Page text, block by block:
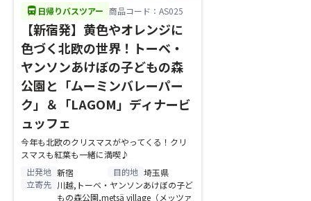
directions_bus 日帰りバスツアー 商品コード：AS025
【新宿発】黄色やオレンジに
色づく北欧の世界！トーベ・
ヤンソンあけぼの子どもの森
公園と「ムーミンバレーパー
ク」＆「LAGOM」ディナービ
ュッフェ
今年も北欧のクリスマスがやってくる！クリ
スマスも紅葉も一緒に満喫♪
出発地 新宿 目的地 埼玉県
立寄先 川越,トーベ・ヤンソンあけぼの子ど
もの森公園,metsä village（メッツァ